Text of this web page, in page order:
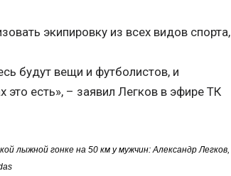
экипировку из всех видов спорта,
будут вещи и футболистов, и
это есть», – заявил Легков в эфире ТК
лыжной гонке на 50 км у мужчин: Александр Легков,